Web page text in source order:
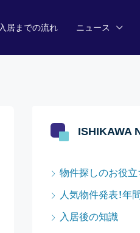
居までの流れ ニュース
ISHIKAWA
物件探しのお役立
人気物件発表！年
入居後の知識